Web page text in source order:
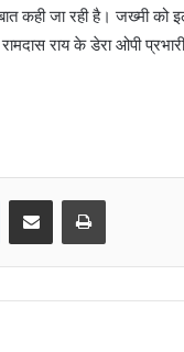
कही जा रही है। जख्मी को
राय के डेरा ओपी